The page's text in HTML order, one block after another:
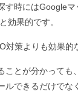
す時にはGoogle
効果的です。
対策よりも効果的
ことが分かって
ルできるだけで